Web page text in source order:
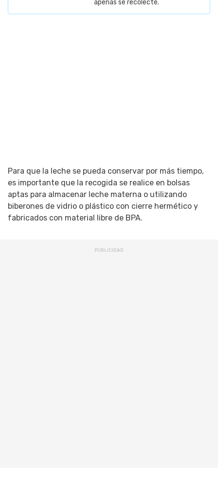
apenas se recolecte.
Para que la leche se pueda conservar por más tiempo,
es importante que la recogida se realice en bolsas
aptas para almacenar leche materna o utilizando
biberones de vidrio o plástico con cierre hermético y
fabricados con material libre de BPA.